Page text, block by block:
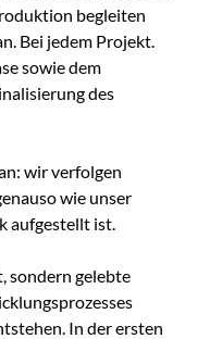
begleiten
Bei jedem Projekt.
sowie dem
des
wir verfolgen
wie unser
aufgestellt ist.
sondern gelebte
In der ersten